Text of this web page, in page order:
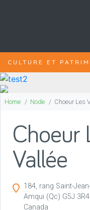
CULTURE ET
Home Node Choeur Les
Choeur
Vallée
184, rang Saint-
Amqui (Qc) G5J 3R4
Canada